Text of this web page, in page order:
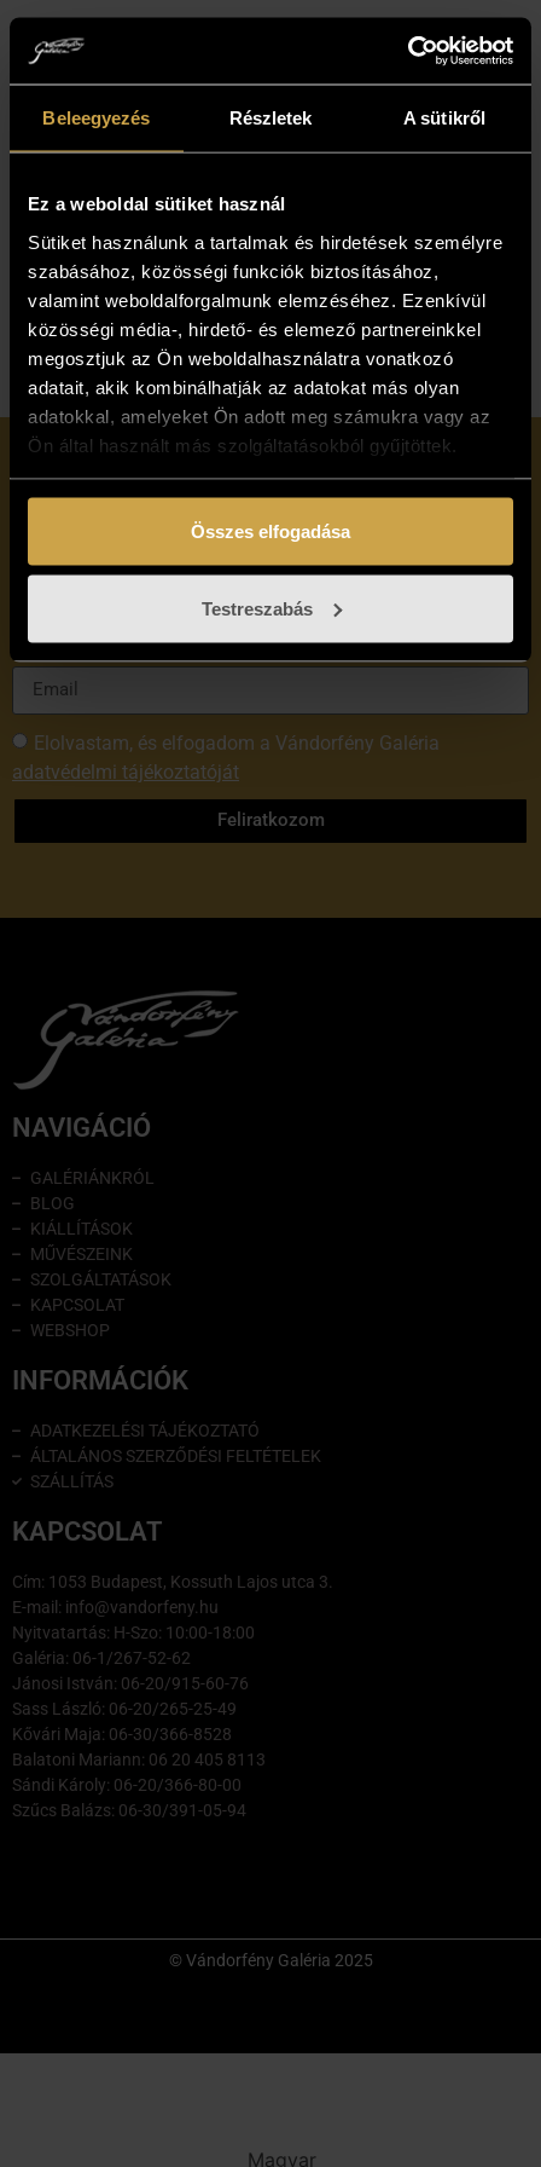
Beleegyezés Részletek A sütikről
Ez a weboldal sütiket használ
Sütiket használunk a tartalmak és hirdetések személyre
szabásához, közösségi funkciók biztosításához,
valamint weboldalforgalmunk elemzéséhez. Ezenkívül
közösségi média-, hirdető- és elemező partnereinkkel
megosztjuk az Ön weboldalhasználatra vonatkozó
adatait, akik kombinálhatják az adatokat más olyan
adatokkal, amelyeket Ön adott meg számukra vagy az
Ön által használt más szolgáltatásokból gyűjtöttek.
Összes elfogadása
Testreszabás
A távozás
hajnala (110x70
cm)
1 317 000Ft
cm)
1 237 000
Iratkozzon fel
hírlevelünkre!
Elolvastam, és elfogadom a Vándorfény Galéria
adatvédelmi tájékoztatóját
Feliratkozom
NAVIGÁCIÓ
GALÉRIÁNKRÓL
BLOG
KIÁLLÍTÁSOK
MŰVÉSZEINK
SZOLGÁLTATÁSOK
KAPCSOLAT
WEBSHOP
INFORMÁCIÓK
ADATKEZELÉSI TÁJÉKOZTATÓ
ÁLTALÁNOS SZERZŐDÉSI FELTÉTELEK
SZÁLLÍTÁS
KAPCSOLAT
Cím: 1053 Budapest, Kossuth Lajos utca 3.
E-mail: info@vandorfeny.hu
Nyitvatartás: H-Szo: 10:00-18:00
Galéria: 06-1/267-52-62
Jánosi István: 06-20/915-60-76
Sass László: 06-20/265-25-49
Kővári Maja: 06-30/366-8528
Balatoni Mariann: 06 20 405 8113
Sándi Károly: 06-20/366-80-00
Szűcs Balázs: 06-30/391-05-94
© Vándorfény Galéria 2025
Magyar